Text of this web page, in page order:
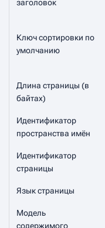
заголовок
Ключ сортировки по
умолчанию
Длина страницы (в
байтах)
Идентификатор
пространства имён
Идентификатор
страницы
Язык страницы
Модель
содержимого